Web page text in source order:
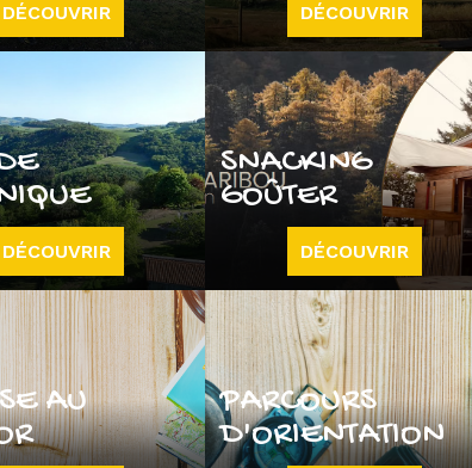
DÉCOUVRIR DÉCOUVRIR
DÉCOUVRIR
SNACKING
GOÛTER
DÉCOUVRIR
AU
PARCOURS
D'ORIENTATION